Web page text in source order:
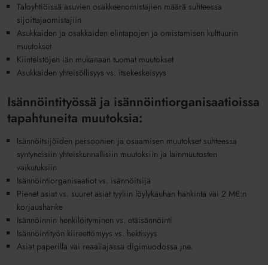
Taloyhtiöissä asuvien osakkeenomistajien määrä suhteessa
sijoittajaomistajiin
Asukkaiden ja osakkaidenelintapojen ja omistamisen kulttuurin
muutokset
Kiinteistöjen iän mukanaan tuomat muutokset
Asukkaiden yhteisöllisyys vs. itsekeskeisyys
Isännöintityössä ja isännöintiorganisaatioissa
tapahtuneita muutoksia:
Isännöitsijöiden persoonien ja osaamisen muutokset suhteessa
syntyneisiin yhteiskunnallisiin muutoksiin ja lainmuutosten
vaikutuksiin
Isännöintiorganisaatiot vs. isännöitsijä
Pienet asiat vs. suuret asiat tyyliin löylykauhan hankinta vai 2 M€:n
korjaushanke
Isännöinnin henkilöityminen vs.etäisännöinti
Isännöintityön kiireettömyys vs. hektisyys
Asiat paperilla vai reaaliajassa digimuodossa jne.